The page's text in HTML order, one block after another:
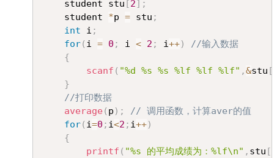
	student stu
[2] ;
	student
*p = stu ;
int i ;
for( i = 0 ; i < 2 ; i++)
//输入数据
{
scanf ( "%d %s %s %lf %lf %lf" ,&stu [
}
//打印数据
average( p ) ;
// 调用函数，计算aver的值
for( i=0 ; i<2 ; i++)
{
printf ( "%s 的平均成绩为：%lf\n" , stu [